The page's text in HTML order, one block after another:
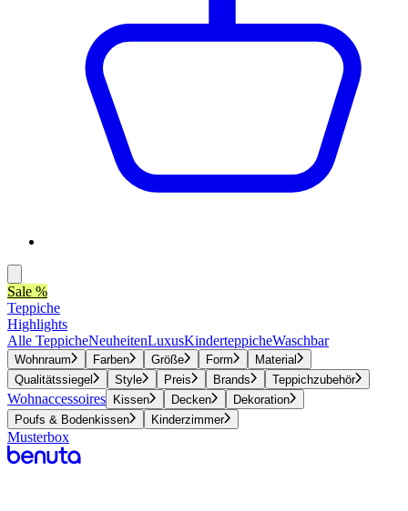
Sale %
Teppiche
Highlights
Alle TeppicheNeuheitenLuxusKinderteppicheWaschbar
Wohnraum Farben Größe Form
Material
Qualitätssiegel
Style Preis Brands Teppichzubehör
Wohnaccessoires Kissen Decken
Dekoration
Poufs & Bodenkissen
Kinderzimmer
Musterbox